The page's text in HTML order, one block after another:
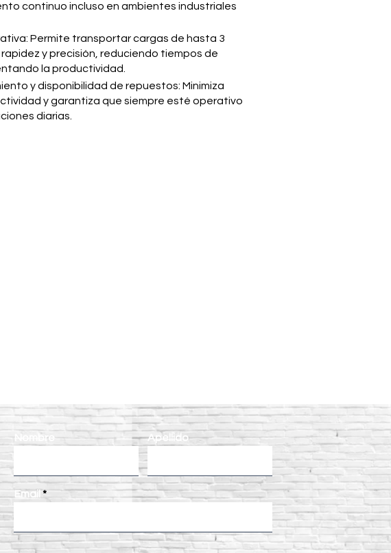
continuo incluso en ambientes industriales
Permite transportar cargas de hasta 3
y precisión, reduciendo tiempos de
la productividad.
y disponibilidad de repuestos: Minimiza
y garantiza que siempre esté operativo
diarias.
Nombre Apellido
Email